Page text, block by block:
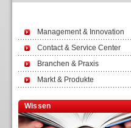
Management & Innovation
Contact & Service Center
Branchen & Praxis
Markt & Produkte
Wissen